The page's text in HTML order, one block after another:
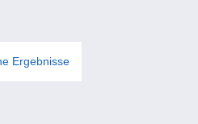
Ergebnisse